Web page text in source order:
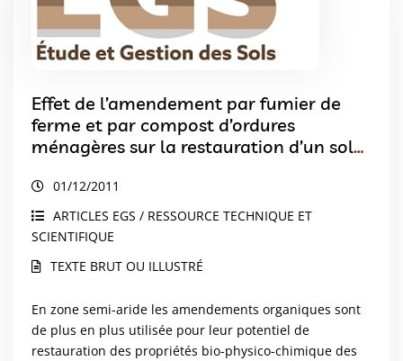
Effet de l’amendement par fumier de
ferme et par compost d’ordures
ménagères sur la restauration d’un sol
aride tunisien
01/12/2011
ARTICLES EGS / RESSOURCE TECHNIQUE ET
SCIENTIFIQUE
TEXTE BRUT OU ILLUSTRÉ
En zone semi-aride les amendements organiques sont
de plus en plus utilisée pour leur potentiel de
restauration des propriétés bio-physico-chimique des